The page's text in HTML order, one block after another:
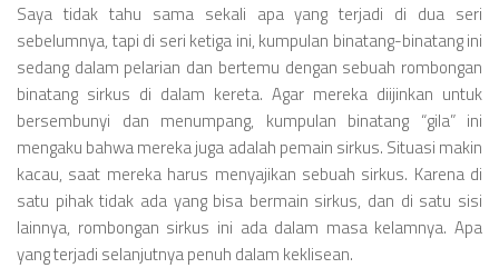
Saya tidak tahu sama sekali apa yang terjadi di dua seri
sebelumnya, tapi di seri ketiga ini, kumpulan binatang-binatang ini
sedang dalam pelarian dan bertemu dengan sebuah rombongan
binatang sirkus di dalam kereta. Agar mereka diijinkan untuk
bersembunyi dan menumpang, kumpulan binatang “gila” ini
mengaku bahwa mereka juga adalah pemain sirkus. Situasi makin
kacau, saat mereka harus menyajikan sebuah sirkus. Karena di
satu pihak tidak ada yang bisa bermain sirkus, dan di satu sisi
lainnya, rombongan sirkus ini ada dalam masa kelamnya. Apa
yang terjadi selanjutnya penuh dalam keklisean.